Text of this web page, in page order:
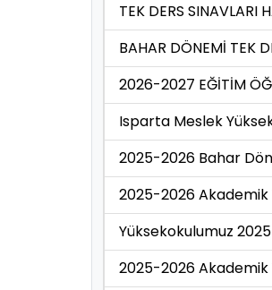
TEK DERS SINAVLARI
BAHAR DÖNEMİ TEK
2026-2027 EĞİTİM
Isparta Meslek
2025-2026 Bahar
2025-2026 Akademik
Yüksekokulumuz
2025-2026 Akademik